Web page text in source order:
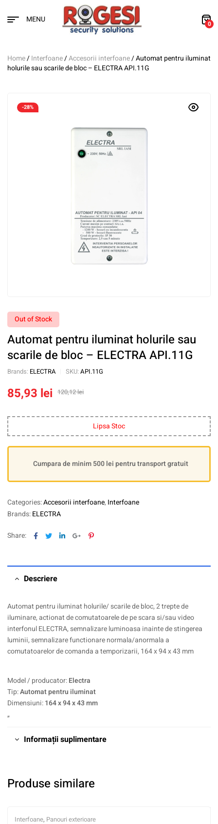
MENU 0
Home/Interfoane/Accesorii interfoane/ Automat pentru iluminat
holurile sau scarile de bloc – ELECTRA API.11G
-28%
Out of Stock
Automat pentru iluminat holurile sau
scarile de bloc – ELECTRA API.11G
Brands: ELECTRA SKU: API.11G
120,12lei
85,93 lei
Lipsa Stoc
Cumpara de minim 500 lei pentru transport gratuit
Categories:Accesorii interfoane, Interfoane
Brands:ELECTRA
Share: Facebook
TwitterLinkedinGoogle+Pinterest
Descriere
Automat pentru iluminat holurile/ scarile de bloc, 2 trepte de
iluminare, actionat de comutatoarele de pe scara si/sau video
interfonul ELECTRA, semnalizare luminoasa inainte de stingerea
luminii, semnalizare functionare normala/anormala a
comutatoarelor de comanda a temporizarii, 164 x 94 x 43 mm
Model / producator:Electra
Tip:Automat pentru iluminat
Dimensiuni:164 x 94 x 43 mm
„
Informații suplimentare
Produse similare
Interfoane, Panouri exterioare